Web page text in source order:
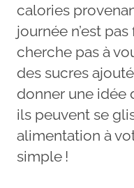
calories
journée n’est
cherche pas à
des sucres
donner une idée
ils peuvent se
alimentation à
simple !